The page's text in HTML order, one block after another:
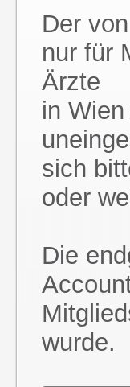
Der
nur für
Ärzte
in
sich
oder
Die
wurde.